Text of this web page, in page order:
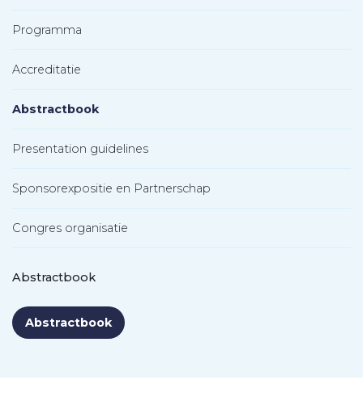
Programma
Accreditatie
Abstractbook
Presentation guidelines
Sponsorexpositie en Partnerschap
Congres organisatie
Abstractbook
Abstractbook